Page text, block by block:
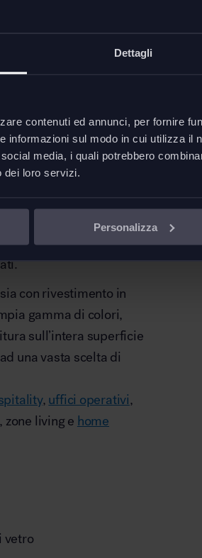
Dettagli
contenuti ed annunci, per fornire
informazioni sul modo in cui utilizza il
media, i quali potrebbero
dei loro servizi.
Personalizza
suo caratteristico
schiena dell’utente.
consentendo piena
elegante e
che nasconde
insieme ai braccioli
alla forma del corpo
con rivestimento in
gamma di colori,
sull’intera superficie
una vasta scelta di
, uffici operativi,
, zone living e home
vetro